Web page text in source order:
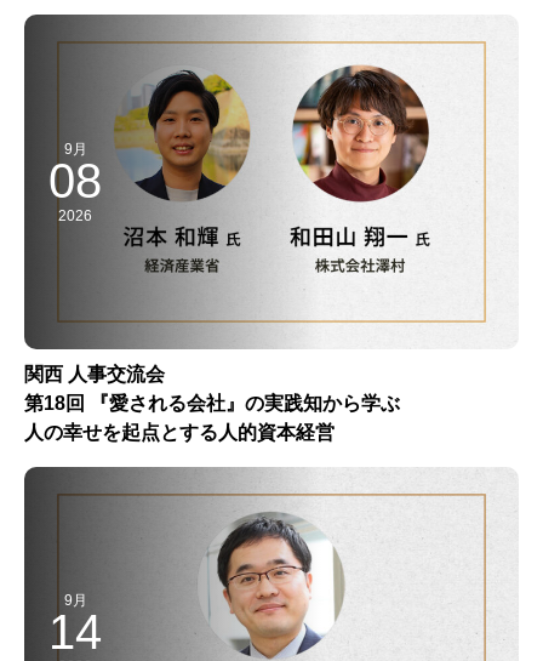
9月
08
2026
関西 人事交流会
第18回 『愛される会社』の実践知から学ぶ
人の幸せを起点とする人的資本経営
9月
14